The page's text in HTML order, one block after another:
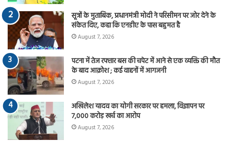
सूत्रों के मुताबिक, प्रधानमंत्री मोदी ने परिसीमन पर जोर देने के
संकेत दिए, कहा कि एनडीए के पास बहुमत है
August 7, 2026
पटना में तेज रफ्तार बस की चपेट में आने से एक व्यक्ति की मौत
के बाद आक्रोश ; कई वाहनों में आगजनी
August 7, 2026
अखिलेश यादव का योगी सरकार पर हमला, विज्ञापन पर
7,000 करोड़ खर्च का आरोप
August 7, 2026